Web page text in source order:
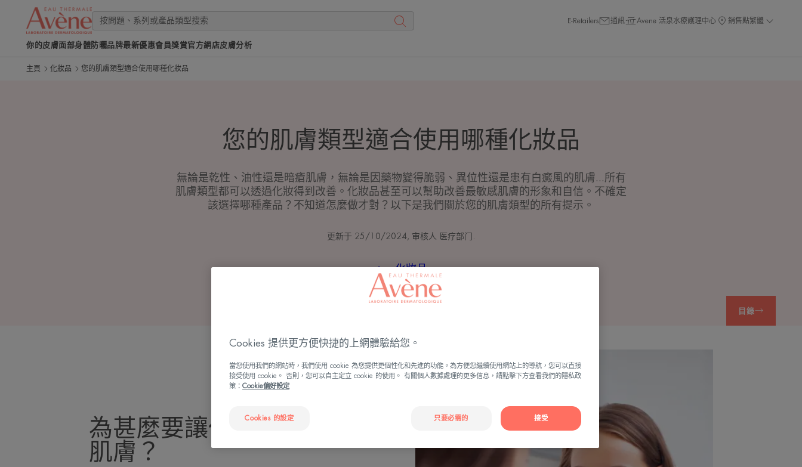
E-Retailers 通訊 Avene 活泉水療護理中心 銷售點繁體
你的皮膚面部身體防曬品牌最新優惠會員獎賞官方網店皮膚分析
主頁 化妝品 您的肌膚類型適合使用哪種化妝品
您的肌膚類型適合使用哪種化妝品
無論是乾性、油性還是暗瘡肌膚，無論是因藥物變得脆弱、異位性還是患有白癜風的肌膚...所有
肌膚類型都可以透過化妝得到改善。化妝品甚至可以幫助改善最敏感肌膚的形象和自信。不確定
該選擇哪種產品？不知道怎麼做才對？以下是我們關於您的肌膚類型的所有提示。
更新于 25/10/2024, 审核人 医疗部门
化妝品
目錄
為甚麼要讓化妝品適應您的
肌膚？
Cookies 提供更方便快捷的上網體驗給您。
當您使用我們的網站時，我們使用 cookie 為您提供更個性化和先進的功能。為方便您繼續使用網站上的導航，您可以直接
接受使用 cookie。 否則，您可以自主定立 cookie 的使用。 有關個人數據處理的更多信息，請點擊下方查看我們的隱私政
策： Cookie偏好設定
Cookies 的設定 只要必需的 接受